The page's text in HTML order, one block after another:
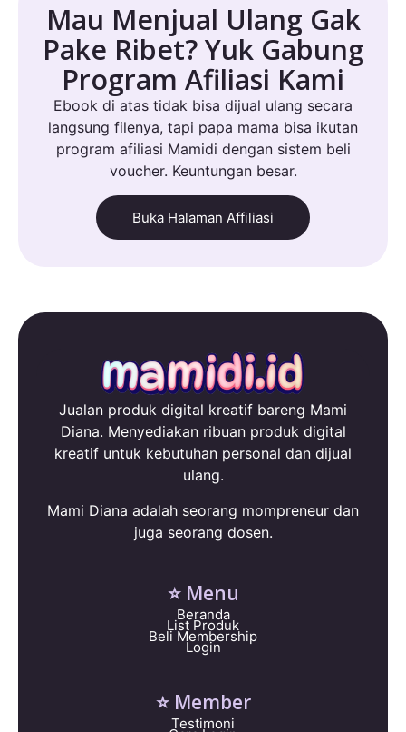
Mau Menjual Ulang Gak
Pake Ribet? Yuk Gabung
Program Afiliasi Kami
Ebook di atas tidak bisa dijual ulang secara
langsung filenya, tapi papa mama bisa ikutan
program afiliasi Mamidi dengan sistem beli
voucher. Keuntungan besar.
Buka Halaman Affiliasi
Jualan produk digital kreatif bareng Mami
Diana. Menyediakan ribuan produk digital
kreatif untuk kebutuhan personal dan dijual
ulang.
Mami Diana adalah seorang mompreneur dan
juga seorang dosen.
⭐ Menu
Beranda
List Produk
Beli Membership
Login
⭐ Member
Testimoni